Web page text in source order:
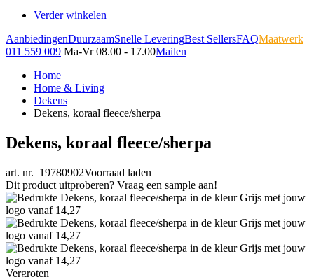
Verder winkelen
AanbiedingenDuurzaamSnelle LeveringBest SellersFAQMaatwerk
011 559 009 Ma-Vr 08.00 - 17.00Mailen
Home
Home & Living
Dekens
Dekens, koraal fleece/sherpa
Dekens, koraal fleece/sherpa
art. nr. 19780902Voorraad laden
Dit product uitproberen? Vraag een sample aan!
Vergroten